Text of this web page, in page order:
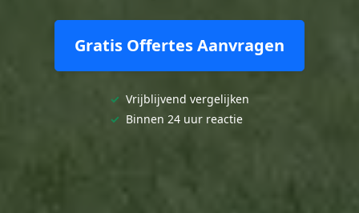
Gratis Offertes Aanvragen
✓ Vrijblijvend vergelijken
✓ Binnen 24 uur reactie